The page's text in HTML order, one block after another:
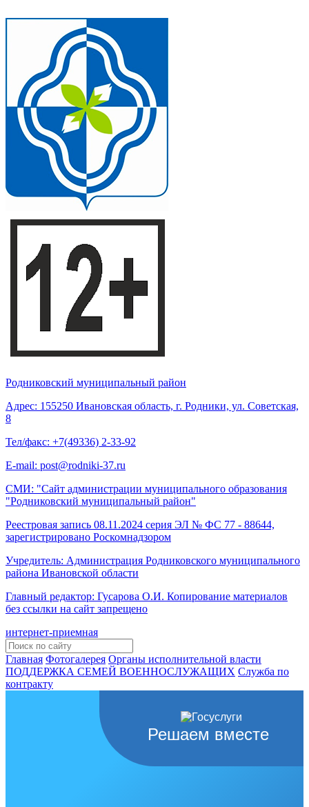
Родниковский муниципальный район
Адрес: 155250 Ивановская область, г. Родники, ул. Советская,
8
Тел/факс: +7(49336) 2-33-92
E-mail: post@rodniki-37.ru
СМИ: "Сайт администрации муниципального образования
"Родниковский муниципальный район"
Реестровая запись 08.11.2024 серия ЭЛ № ФС 77 - 88644,
зарегистрировано Роскомнадзором
Учредитель: Администрация Родниковского муниципального
района Ивановской области
Главный редактор: Гусарова О.И. Копирование материалов
без ссылки на сайт запрещено
интернет-приемная
Главная Фотогалерея Органы исполнительной власти
ПОДДЕРЖКА СЕМЕЙ ВОЕННОСЛУЖАЩИХ Cлужба по
контракту
Решаем вместе